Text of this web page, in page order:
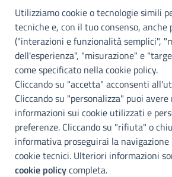
Città
metropolitana di
Palermo
Info e contatti
Città Metropoliitana di Palermo
Via Maqueda, 100 - 90134 - Palermo
Cod. Fisc. 80021470820
Utilizziamo cookie o tecnologie simili
tecniche e, con il tuo consenso,
("interazioni e funzionalità semplici",
dell'esperienza", "misurazione" e
come specificato nella cookie policy.
Cliccando su "accetta" acconsenti
Cliccando su "personalizza" puoi avere
informazioni sui cookie utilizzati e
preferenze. Cliccando su "rifiuta" o
informativa proseguirai la
cookie tecnici. Ulteriori informazioni
cookie policycompleta.